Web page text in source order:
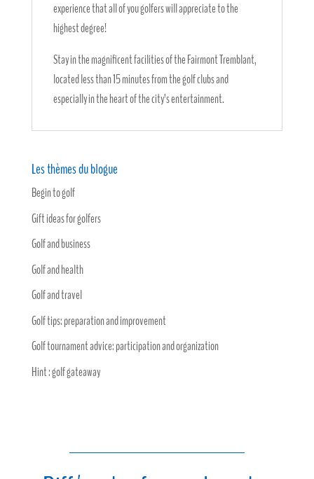
experience that all of you golfers will appreciate to the
highest degree!
Stay in the magnificent facilities of the Fairmont Tremblant,
located less than 15 minutes from the golf clubs and
especially in the heart of the city’s entertainment.
Les thèmes du blogue
Begin to golf
Gift ideas for golfers
Golf and business
Golf and health
Golf and travel
Golf tips: preparation and improvement
Golf tournament advice: participation and organization
Hint : golf gateaway